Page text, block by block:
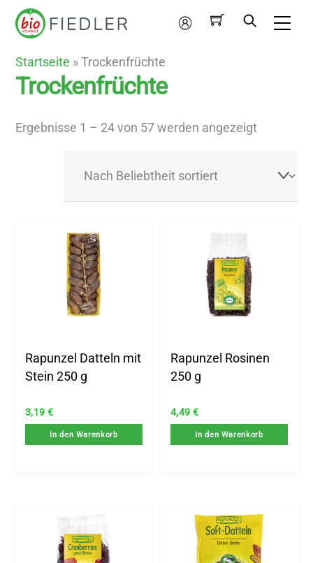
Skip
Mein
Startseite »Trockenfrüchte
Trockenfrüchte
Ergebnisse 1 – 24 von 57 werden angezeigtNach
Rapunzel Datteln mit
Stein 250 g
3,19 €
In den Warenkorb
Rapunzel Rosinen
250 g
4,49 €
In den Warenkorb